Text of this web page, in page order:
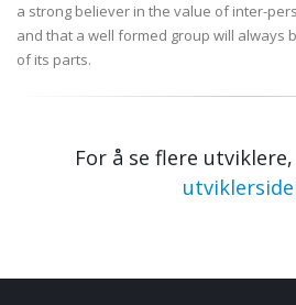
a strong believer in the value of inter-
and that a well formed group will always
of its parts.
For å se flere